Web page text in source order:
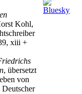
Kohl,
xiii +
, übersetzt
von